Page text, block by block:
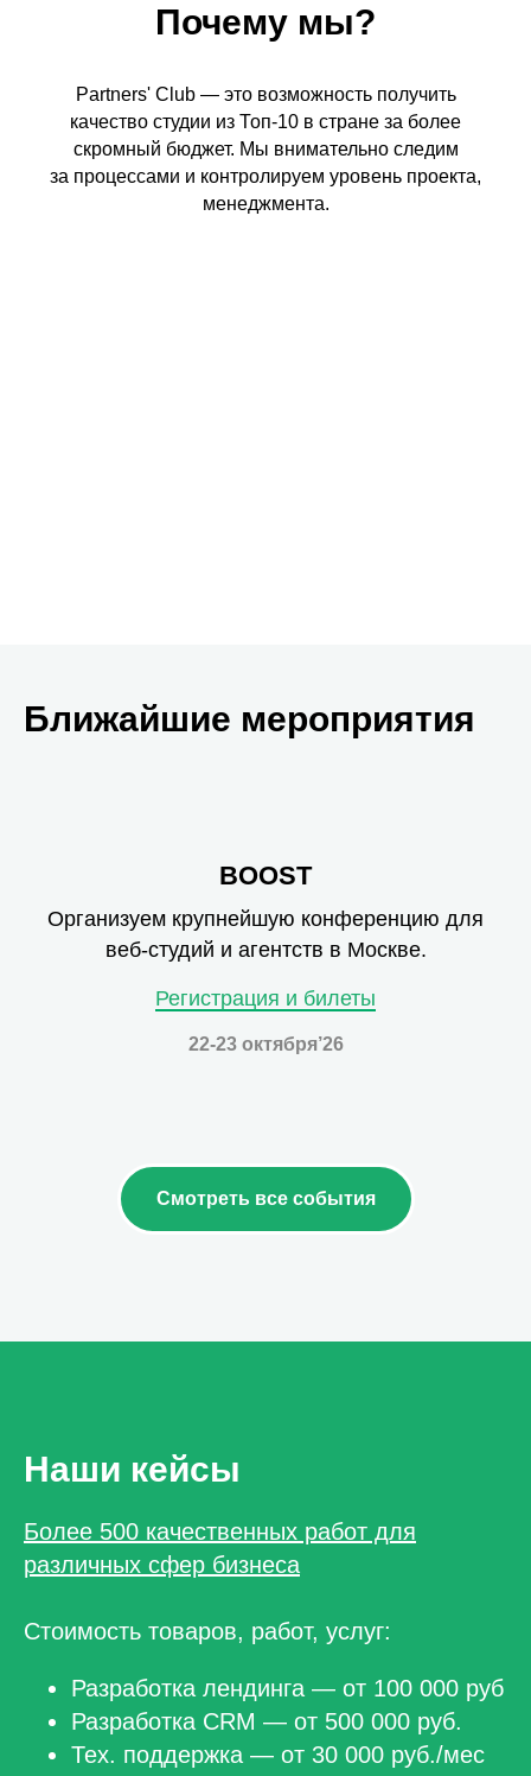
Почему мы?
Partners' Club — это возможность получить
качество студии из Топ-10 в стране за более
скромный бюджет. Мы внимательно следим
за процессами и контролируем уровень проекта,
менеджмента.
Ближайшие мероприятия
BOOST
Организуем крупнейшую конференцию для
веб-студий и агентств в Москве.
Регистрация и билеты
22-23 октября’26
Смотреть все события
Наши кейсы
Более 500 качественных работ для
различных сфер бизнеса
Стоимость товаров, работ, услуг:
Разработка лендинга — от 100 000 руб
Разработка CRM — от 500 000 руб.
Тех. поддержка — от 30 000 руб./мес